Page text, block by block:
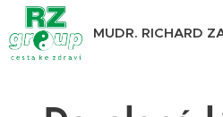
MUDR. RICHARD